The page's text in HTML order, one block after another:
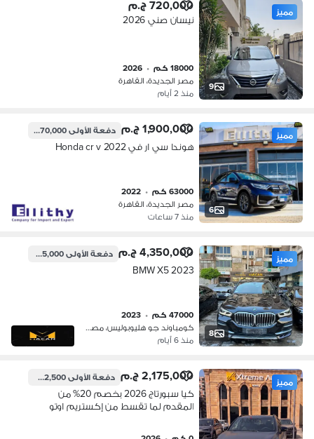
9
مميز 720,000 ج.م
نيسان صني 2026
18000 كم •
2026
مصر الجديدة، القاهرة
منذ 2 أيام
6
مميز 1,900,000 ج.م دفعة الأولى570,000 ج.م
هوندا سي ار في 2022 Honda cr v
63000 كم •
2022
مصر الجديدة، القاهرة
منذ 7 ساعات
8
مميز 4,350,000 ج.م دفعة الأولى1,305,000 ج.م
BMW X5 2023
47000 كم •
2023
كومباوند جو هليوبوليس، مصر الجديدة
منذ 6 أيام
مميز 2,175,000 ج.م دفعة الأولى652,500 ج.م
كيا سبورتاج 2026 بخصم 20% من
المقدم لما تقسط من إكستريم اوتو